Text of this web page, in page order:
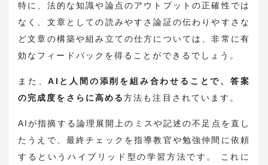
特に、法的な知識や論点のアウトプットの正確性では
なく、文章としての読みやすさ論証の伝わりやすさな
ど文章の構築や組み立ての仕方については、非常に有
効なフィードバックを得ることができるでしょう。
また、AIと人間の添削を組み合わせることで、答案
の完成度をさらに高める方法も注目されています。
AIが指摘する論理展開上のミスや記述の不足点を直し
たうえで、最終チェックを指導教官や勉強仲間に依頼
するというハイブリッド型の学習方法です。 これに